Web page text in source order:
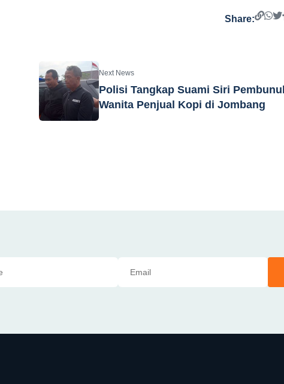
Share:
Next News
Polisi Tangkap Suami Siri
Wanita Penjual Kopi di Jombang